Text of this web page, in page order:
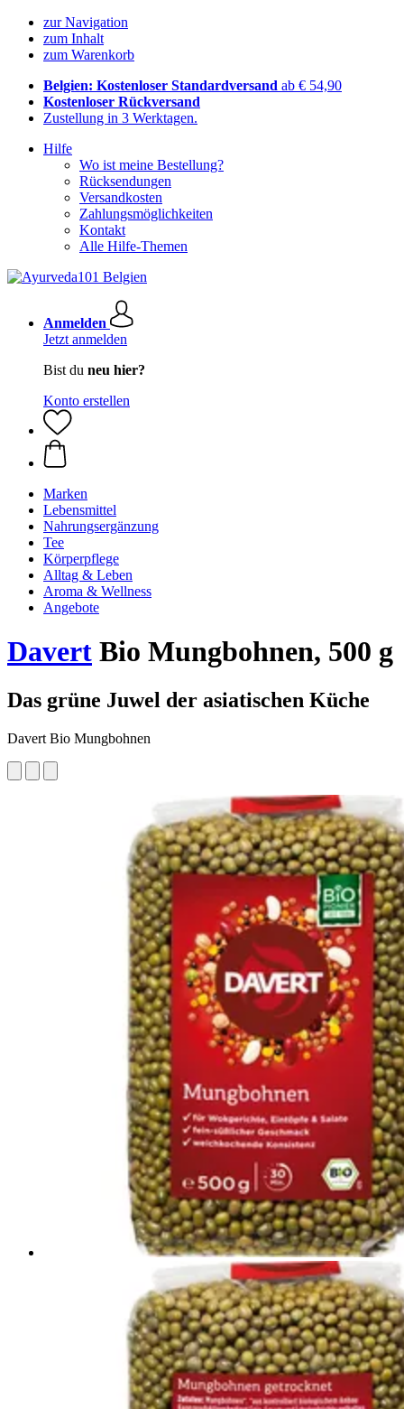
zur Navigation
zum Inhalt
zum Warenkorb
Belgien: Kostenloser Standardversand ab € 54,90
Kostenloser Rückversand
Zustellung in 3 Werktagen.
Hilfe
Wo ist meine Bestellung?
Rücksendungen
Versandkosten
Zahlungsmöglichkeiten
Kontakt
Alle Hilfe-Themen
Anmelden
Jetzt anmelden
Bist du neu hier?
Konto erstellen
Marken
Lebensmittel
Nahrungsergänzung
Tee
Körperpflege
Alltag & Leben
Aroma & Wellness
Angebote
Davert Bio Mungbohnen, 500 g
Das grüne Juwel der asiatischen Küche
Davert Bio Mungbohnen